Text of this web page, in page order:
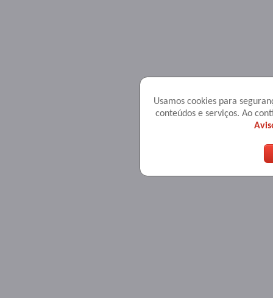
Usamos cookies para
conteúdos e serviços. Ao